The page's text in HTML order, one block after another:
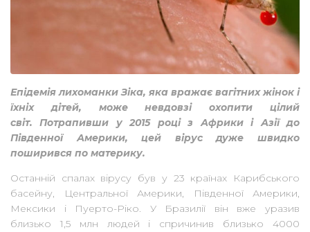
Епідемія лихоманки Зіка, яка вражає вагітних жінок і
їхніх дітей, може невдовзі охопити цілий
світ. Потрапивши у 2015 році з Африки і Азії до
Південної Америки, цей вірус дуже швидко
поширився по материку.
Останній спалах вірусу був у 23 країнах Карибського
басейну, Центральної Америки, Південної Америки,
Мексики і Пуерто-Ріко. У Бразилії він вже уразив
близько 1,5 млн людей і спричинив близько 4000